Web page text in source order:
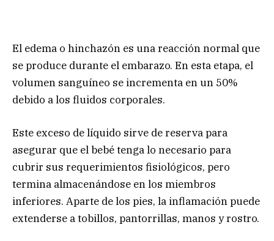
El edema o hinchazón es una reacción normal que
se produce durante el embarazo. En esta etapa, el
volumen sanguíneo se incrementa en un 50%
debido a los fluidos corporales.
Este exceso de líquido sirve de reserva para
asegurar que el bebé tenga lo necesario para
cubrir sus requerimientos fisiológicos, pero
termina almacenándose en los miembros
inferiores. Aparte de los pies, la inflamación puede
extenderse a tobillos, pantorrillas, manos y rostro.